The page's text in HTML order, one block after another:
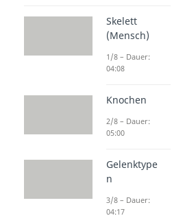
haben dabei
bei Babys sind
Der große
dadurch
anfangs noch
Knochen
des Lebens
Das ist
Fall. Grund
bei der Geburt
Skelett
(Mensch)
1/8 – Dauer:
04:08
Knochen
2/8 – Dauer:
05:00
Gelenktype
n
3/8 – Dauer:
04:17